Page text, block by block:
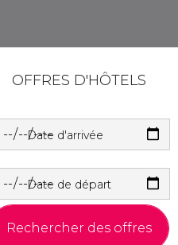
OFFRES D'HÔTELS
Date d'arrivée
Date de départ
Rechercher des offres